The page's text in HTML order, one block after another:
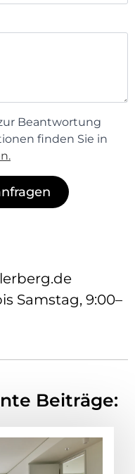
Beantwortung
finden Sie in
Samstag, 9:00–
Beiträge: